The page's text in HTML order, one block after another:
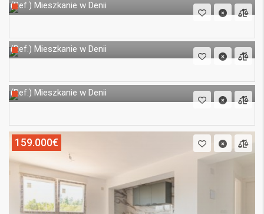
(Ref.) Mieszkanie w Denii
(Ref.) Mieszkanie w Denii
(Ref.) Mieszkanie w Denii
159.000€